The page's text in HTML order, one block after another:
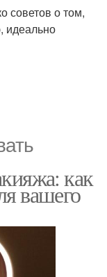
советов о том,
идеально
как
вашего